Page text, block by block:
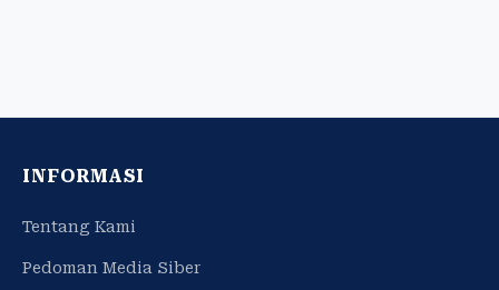
INFORMASI
Tentang Kami
Pedoman Media Siber